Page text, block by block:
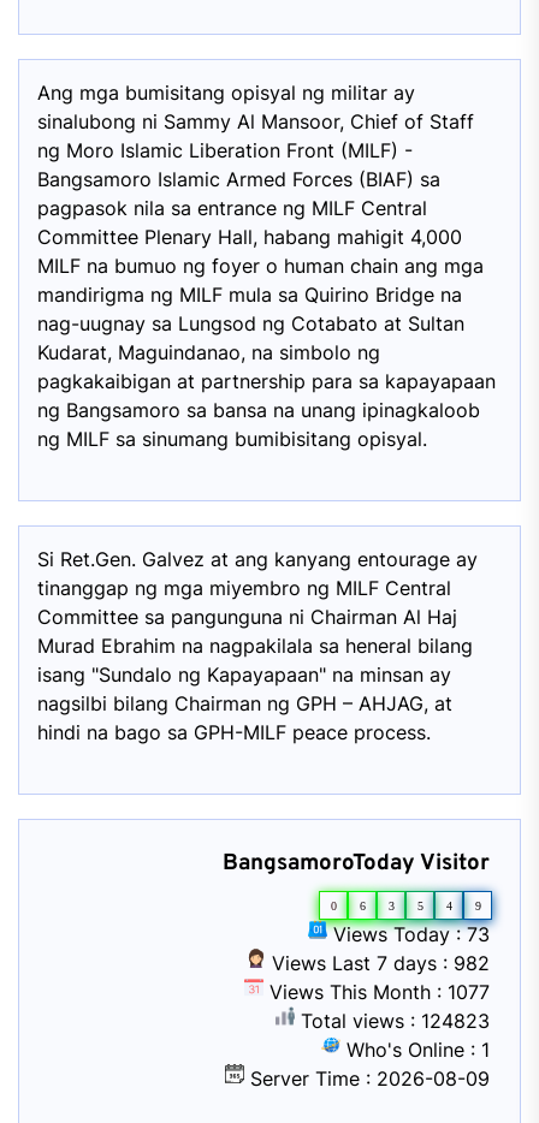
Ang mga bumisitang opisyal ng militar ay
sinalubong ni Sammy Al Mansoor, Chief of Staff
ng Moro Islamic Liberation Front (MILF) -
Bangsamoro Islamic Armed Forces (BIAF) sa
pagpasok nila sa entrance ng MILF Central
Committee Plenary Hall, habang mahigit 4,000
MILF na bumuo ng foyer o human chain ang mga
mandirigma ng MILF mula sa Quirino Bridge na
nag-uugnay sa Lungsod ng Cotabato at Sultan
Kudarat, Maguindanao, na simbolo ng
pagkakaibigan at partnership para sa kapayapaan
ng Bangsamoro sa bansa na unang ipinagkaloob
ng MILF sa sinumang bumibisitang opisyal.
Si Ret.Gen. Galvez at ang kanyang entourage ay
tinanggap ng mga miyembro ng MILF Central
Committee sa pangunguna ni Chairman Al Haj
Murad Ebrahim na nagpakilala sa heneral bilang
isang "Sundalo ng Kapayapaan" na minsan ay
nagsilbi bilang Chairman ng GPH – AHJAG, at
hindi na bago sa GPH-MILF peace process.
BangsamoroToday Visitor
0 6 3 5 4 9
Views Today : 73
Views Last 7 days : 982
Views This Month : 1077
Total views : 124823
Who's Online : 1
Server Time : 2026-08-09